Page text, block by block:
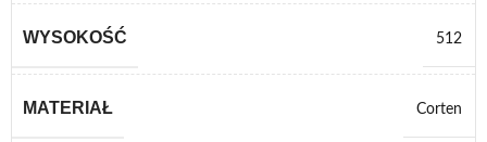
WYSOKOŚĆ 512
MATERIAŁ Corten